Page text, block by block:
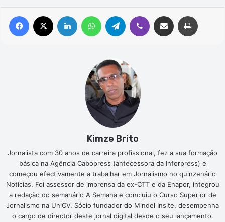
Facebook Linkedin WhatsAppTelegram Viber Compartilhar via e-mail
Kimze Brito
Jornalista com 30 anos de carreira profissional, fez a sua formação
básica na Agência Cabopress (antecessora da Inforpress) e
começou efectivamente a trabalhar em Jornalismo no quinzenário
Notícias. Foi assessor de imprensa da ex-CTT e da Enapor, integrou
a redação do semanário A Semana e concluiu o Curso Superior de
Jornalismo na UniCV. Sócio fundador do Mindel Insite, desempenha
o cargo de director deste jornal digital desde o seu lançamento.